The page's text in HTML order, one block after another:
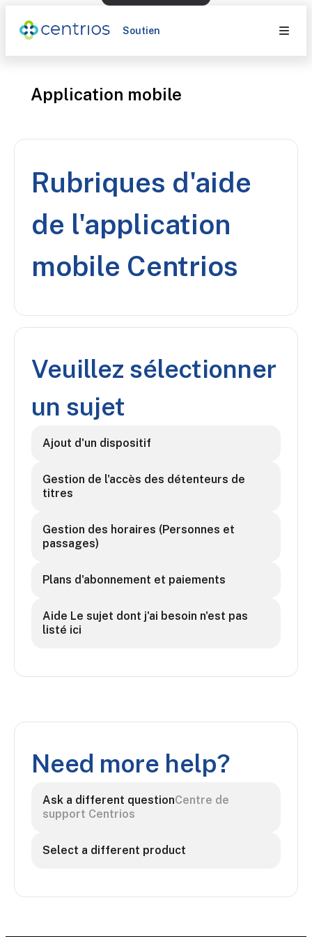
Soutien
Application mobile
Rubriques d'aide
de l'application
mobile Centrios
Veuillez sélectionner
un sujet
Ajout d'un dispositif
Gestion de l'accès des détenteurs de
titres
Gestion des horaires (Personnes et
passages)
Plans d'abonnement et paiements
Aide Le sujet dont j'ai besoin n'est pas
listé ici
Need more help?
Ask a different questionCentre de
support Centrios
Select a different product